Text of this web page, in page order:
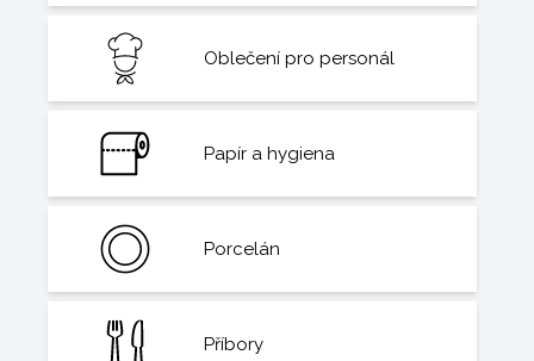
Oblečení pro personál
Papír a hygiena
Porcelán
Příbory